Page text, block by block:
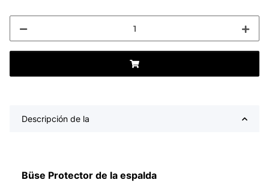
Descripción de la
Büse Protector de la espalda